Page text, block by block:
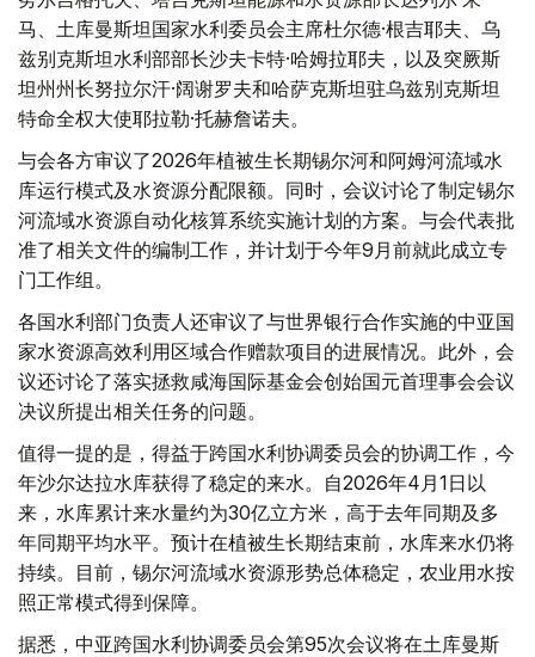
马、土库曼斯坦国家水利委员会主席杜尔德·根吉耶夫、乌
兹别克斯坦水利部部长沙夫卡特·哈姆拉耶夫，以及突厥斯
坦州州长努拉尔汗·阔谢罗夫和哈萨克斯坦驻乌兹别克斯坦
特命全权大使耶拉勒·托赫詹诺夫。
与会各方审议了2026年植被生长期锡尔河和阿姆河流域水
库运行模式及水资源分配限额。同时，会议讨论了制定锡尔
河流域水资源自动化核算系统实施计划的方案。与会代表批
准了相关文件的编制工作，并计划于今年9月前就此成立专
门工作组。
各国水利部门负责人还审议了与世界银行合作实施的中亚国
家水资源高效利用区域合作赠款项目的进展情况。此外，会
议还讨论了落实拯救咸海国际基金会创始国元首理事会会议
决议所提出相关任务的问题。
值得一提的是，得益于跨国水利协调委员会的协调工作，今
年沙尔达拉水库获得了稳定的来水。自2026年4月1日以
来，水库累计来水量约为30亿立方米，高于去年同期及多
年同期平均水平。预计在植被生长期结束前，水库来水仍将
持续。目前，锡尔河流域水资源形势总体稳定，农业用水按
照正常模式得到保障。
据悉，中亚跨国水利协调委员会第95次会议将在土库曼斯